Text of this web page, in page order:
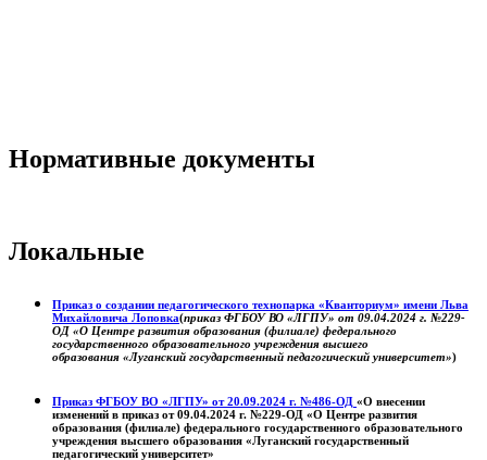
Нормативные документы
Локальные
Приказ о создании педагогического технопарка «Кванториум» имени Льва
Михайловича Лоповка(приказ ФГБОУ ВО «ЛГПУ» от 09.04.2024 г. №229-
ОД «О Центре развития образования (филиале) федерального
государственного образовательного учреждения высшего
образования «Луганский государственный педагогический университет»)
Приказ ФГБОУ ВО «ЛГПУ» от 20.09.2024 г. №486-ОД «О внесении
изменений в приказ от 09.04.2024 г. №229-ОД «О Центре развития
образования (филиале) федерального государственного образовательного
учреждения высшего образования «Луганский государственный
педагогический университет»